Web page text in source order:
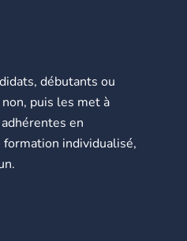
débutants ou
puis les met à
en
individualisé,